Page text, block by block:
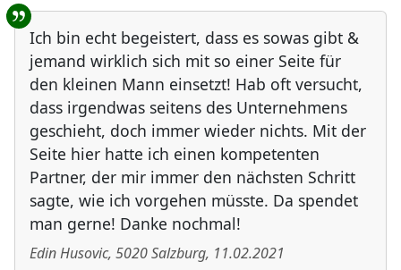
Ich bin echt begeistert, dass es sowas gibt &
jemand wirklich sich mit so einer Seite für
den kleinen Mann einsetzt! Hab oft versucht,
dass irgendwas seitens des Unternehmens
geschieht, doch immer wieder nichts. Mit der
Seite hier hatte ich einen kompetenten
Partner, der mir immer den nächsten Schritt
sagte, wie ich vorgehen müsste. Da spendet
man gerne! Danke nochmal!
Edin Husovic, 5020Salzburg, 11.02.2021